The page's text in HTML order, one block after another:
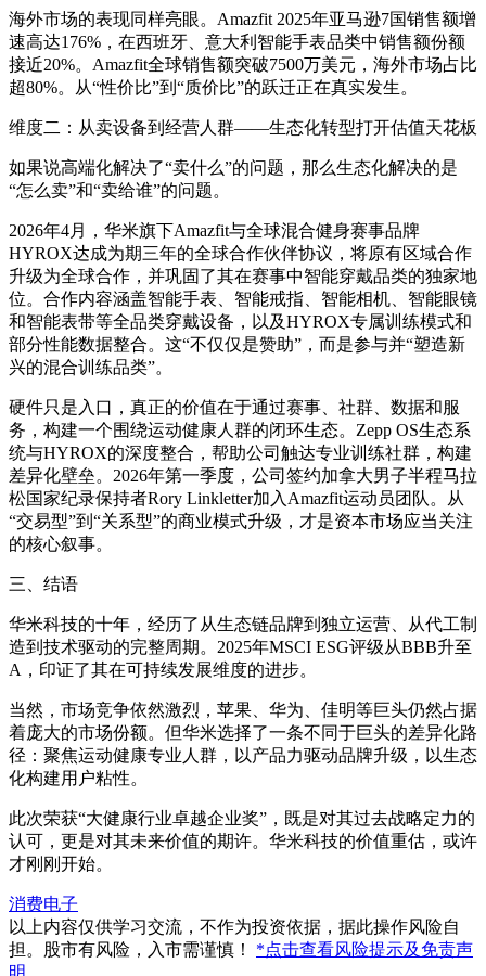
海外市场的表现同样亮眼。Amazfit 2025年亚马逊7国销售额增
速高达176%，在西班牙、意大利智能手表品类中销售额份额
接近20%。Amazfit全球销售额突破7500万美元，海外市场占比
超80%。从“性价比”到“质价比”的跃迁正在真实发生。
维度二：从卖设备到经营人群——生态化转型打开估值天花板
如果说高端化解决了“卖什么”的问题，那么生态化解决的是
“怎么卖”和“卖给谁”的问题。
2026年4月，华米旗下Amazfit与全球混合健身赛事品牌
HYROX达成为期三年的全球合作伙伴协议，将原有区域合作
升级为全球合作，并巩固了其在赛事中智能穿戴品类的独家地
位。合作内容涵盖智能手表、智能戒指、智能相机、智能眼镜
和智能表带等全品类穿戴设备，以及HYROX专属训练模式和
部分性能数据整合。这“不仅仅是赞助”，而是参与并“塑造新
兴的混合训练品类”。
硬件只是入口，真正的价值在于通过赛事、社群、数据和服
务，构建一个围绕运动健康人群的闭环生态。Zepp OS生态系
统与HYROX的深度整合，帮助公司触达专业训练社群，构建
差异化壁垒。2026年第一季度，公司签约加拿大男子半程马拉
松国家纪录保持者Rory Linkletter加入Amazfit运动员团队。从
“交易型”到“关系型”的商业模式升级，才是资本市场应当关注
的核心叙事。
三、结语
华米科技的十年，经历了从生态链品牌到独立运营、从代工制
造到技术驱动的完整周期。2025年MSCI ESG评级从BBB升至
A，印证了其在可持续发展维度的进步。
当然，市场竞争依然激烈，苹果、华为、佳明等巨头仍然占据
着庞大的市场份额。但华米选择了一条不同于巨头的差异化路
径：聚焦运动健康专业人群，以产品力驱动品牌升级，以生态
化构建用户粘性。
此次荣获“大健康行业卓越企业奖”，既是对其过去战略定力的
认可，更是对其未来价值的期许。华米科技的价值重估，或许
才刚刚开始。
消费电子
以上内容仅供学习交流，不作为投资依据，据此操作风险自
担。股市有风险，入市需谨慎！ *点击查看风险提示及免责声
明